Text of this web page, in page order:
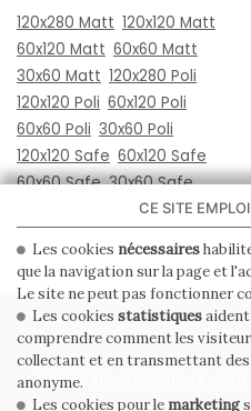
120x280 Matt 120x120 Matt
60x120 Matt 60x60 Matt
30x60 Matt 120x280 Poli
120x120 Poli 60x120 Poli
60x60 Poli 30x60 Poli
120x120 Safe 60x120 Safe
60x60 Safe 30x60 Safe
PRIVACY POLICY
CONDITIONS GÉNÉRALES DE VENTE
CE SITE
Les cookies nécessaires
que la navigation sur la page et
Le site ne peut pas fonctionner
Les cookies statistiques
comprendre comment les
collectant et en transmettant
anonyme.
Les cookies pour le marketing